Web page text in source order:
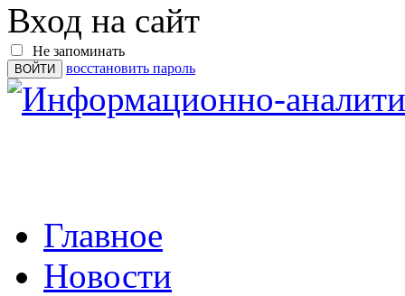
Вход на сайт
Не запоминать
восстановить пароль
Главное
Новости